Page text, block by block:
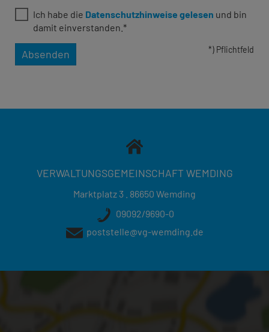
Ich habe die Datenschutzhinweise gelesen und bin
damit einverstanden.*
Absenden *) Pflichtfeld
VERWALTUNGSGEMEINSCHAFT WEMDING
Marktplatz 3 . 86650 Wemding
09092/9690-0
poststelle@vg-wemding.de